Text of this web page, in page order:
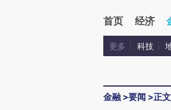
首页 经济
更多 科技
金融 >要闻 >正文